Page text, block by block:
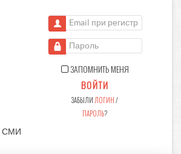
СМИ
Email при регистрации
Пароль
ЗАПОМНИТЬ МЕНЯ
ВОЙТИ
ЗАБЫЛИ ЛОГИН/
ПАРОЛЬ?